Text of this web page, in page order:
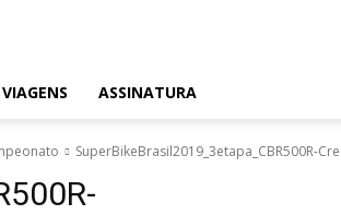
VIAGENS ASSINATURA
SuperBikeBrasil2019_3etapa_CBR500R-